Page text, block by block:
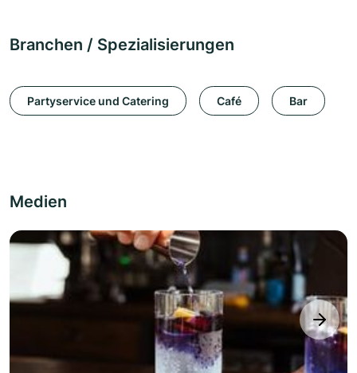
Branchen / Spezialisierungen
Partyservice und Catering Café Bar
Medien
next